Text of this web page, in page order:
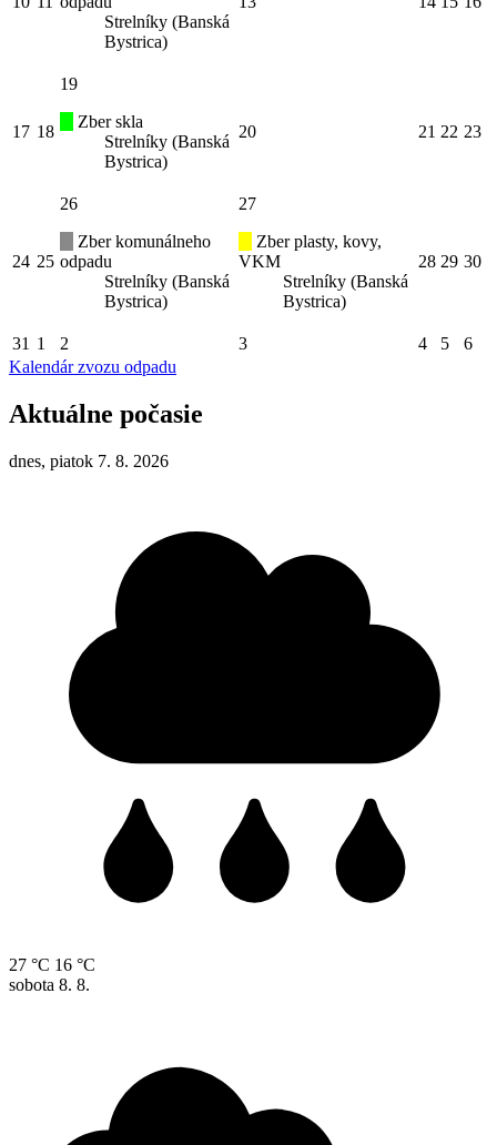
Strelníky (Banská
Bystrica)
17 18
19
Zber skla
Strelníky (Banská
Bystrica)
20 21 22 23
24 25
26
Zber komunálneho
odpadu
Strelníky (Banská
Bystrica)
27
Zber plasty, kovy,
VKM
Strelníky (Banská
Bystrica)
28 29 30
31 1 2 3 4 5
6
Kalendár zvozu odpadu
Aktuálne počasie
dnes, piatok 7. 8. 2026
27 °C 16 °C
sobota 8. 8.